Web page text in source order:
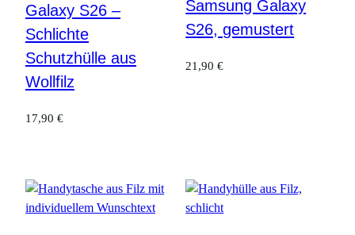
Galaxy S26 –
Schlichte
Schutzhülle aus
Wollfilz
17,90 €
Samsung Galaxy
S26, gemustert
21,90€